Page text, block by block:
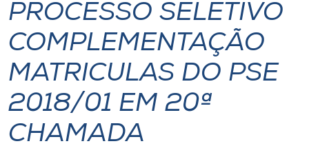
I.nova
Diplomados
Cultura
CPA
PROCESSO SELETIVO
COMPLEMENTAÇÃO
MATRICULAS DO PSE
2018/01 EM 20ª
CHAMADA